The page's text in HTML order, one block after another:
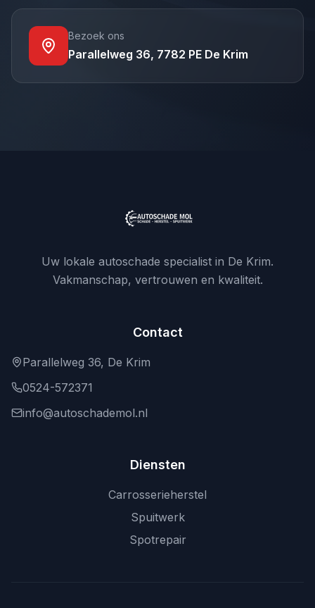
Bezoek ons
Parallelweg 36, 7782 PE De Krim
Uw lokale autoschade specialist in De Krim.
Vakmanschap, vertrouwen en kwaliteit.
Contact
Parallelweg 36, De Krim
0524-572371
info@autoschademol.nl
Diensten
Carrosserieherstel
Spuitwerk
Spotrepair